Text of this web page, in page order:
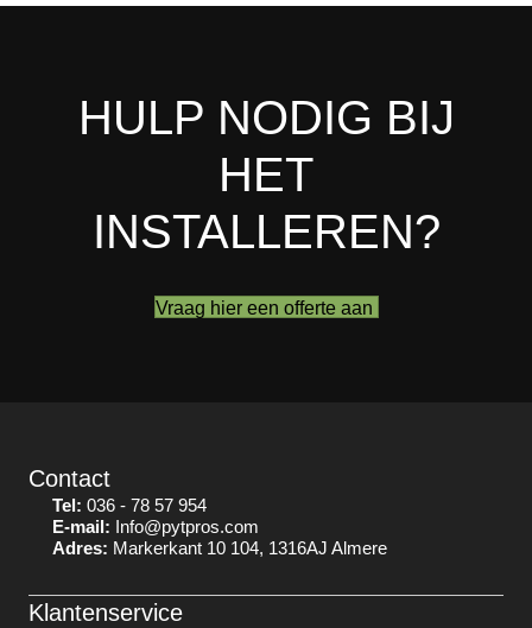
HULP NODIG BIJ
HET
INSTALLEREN?
Vraag hier een offerte aan
Contact
Tel: 036 - 78 57 954
E-mail: Info@pytpros.com
Adres: Markerkant 10 104, 1316AJ Almere
Klantenservice